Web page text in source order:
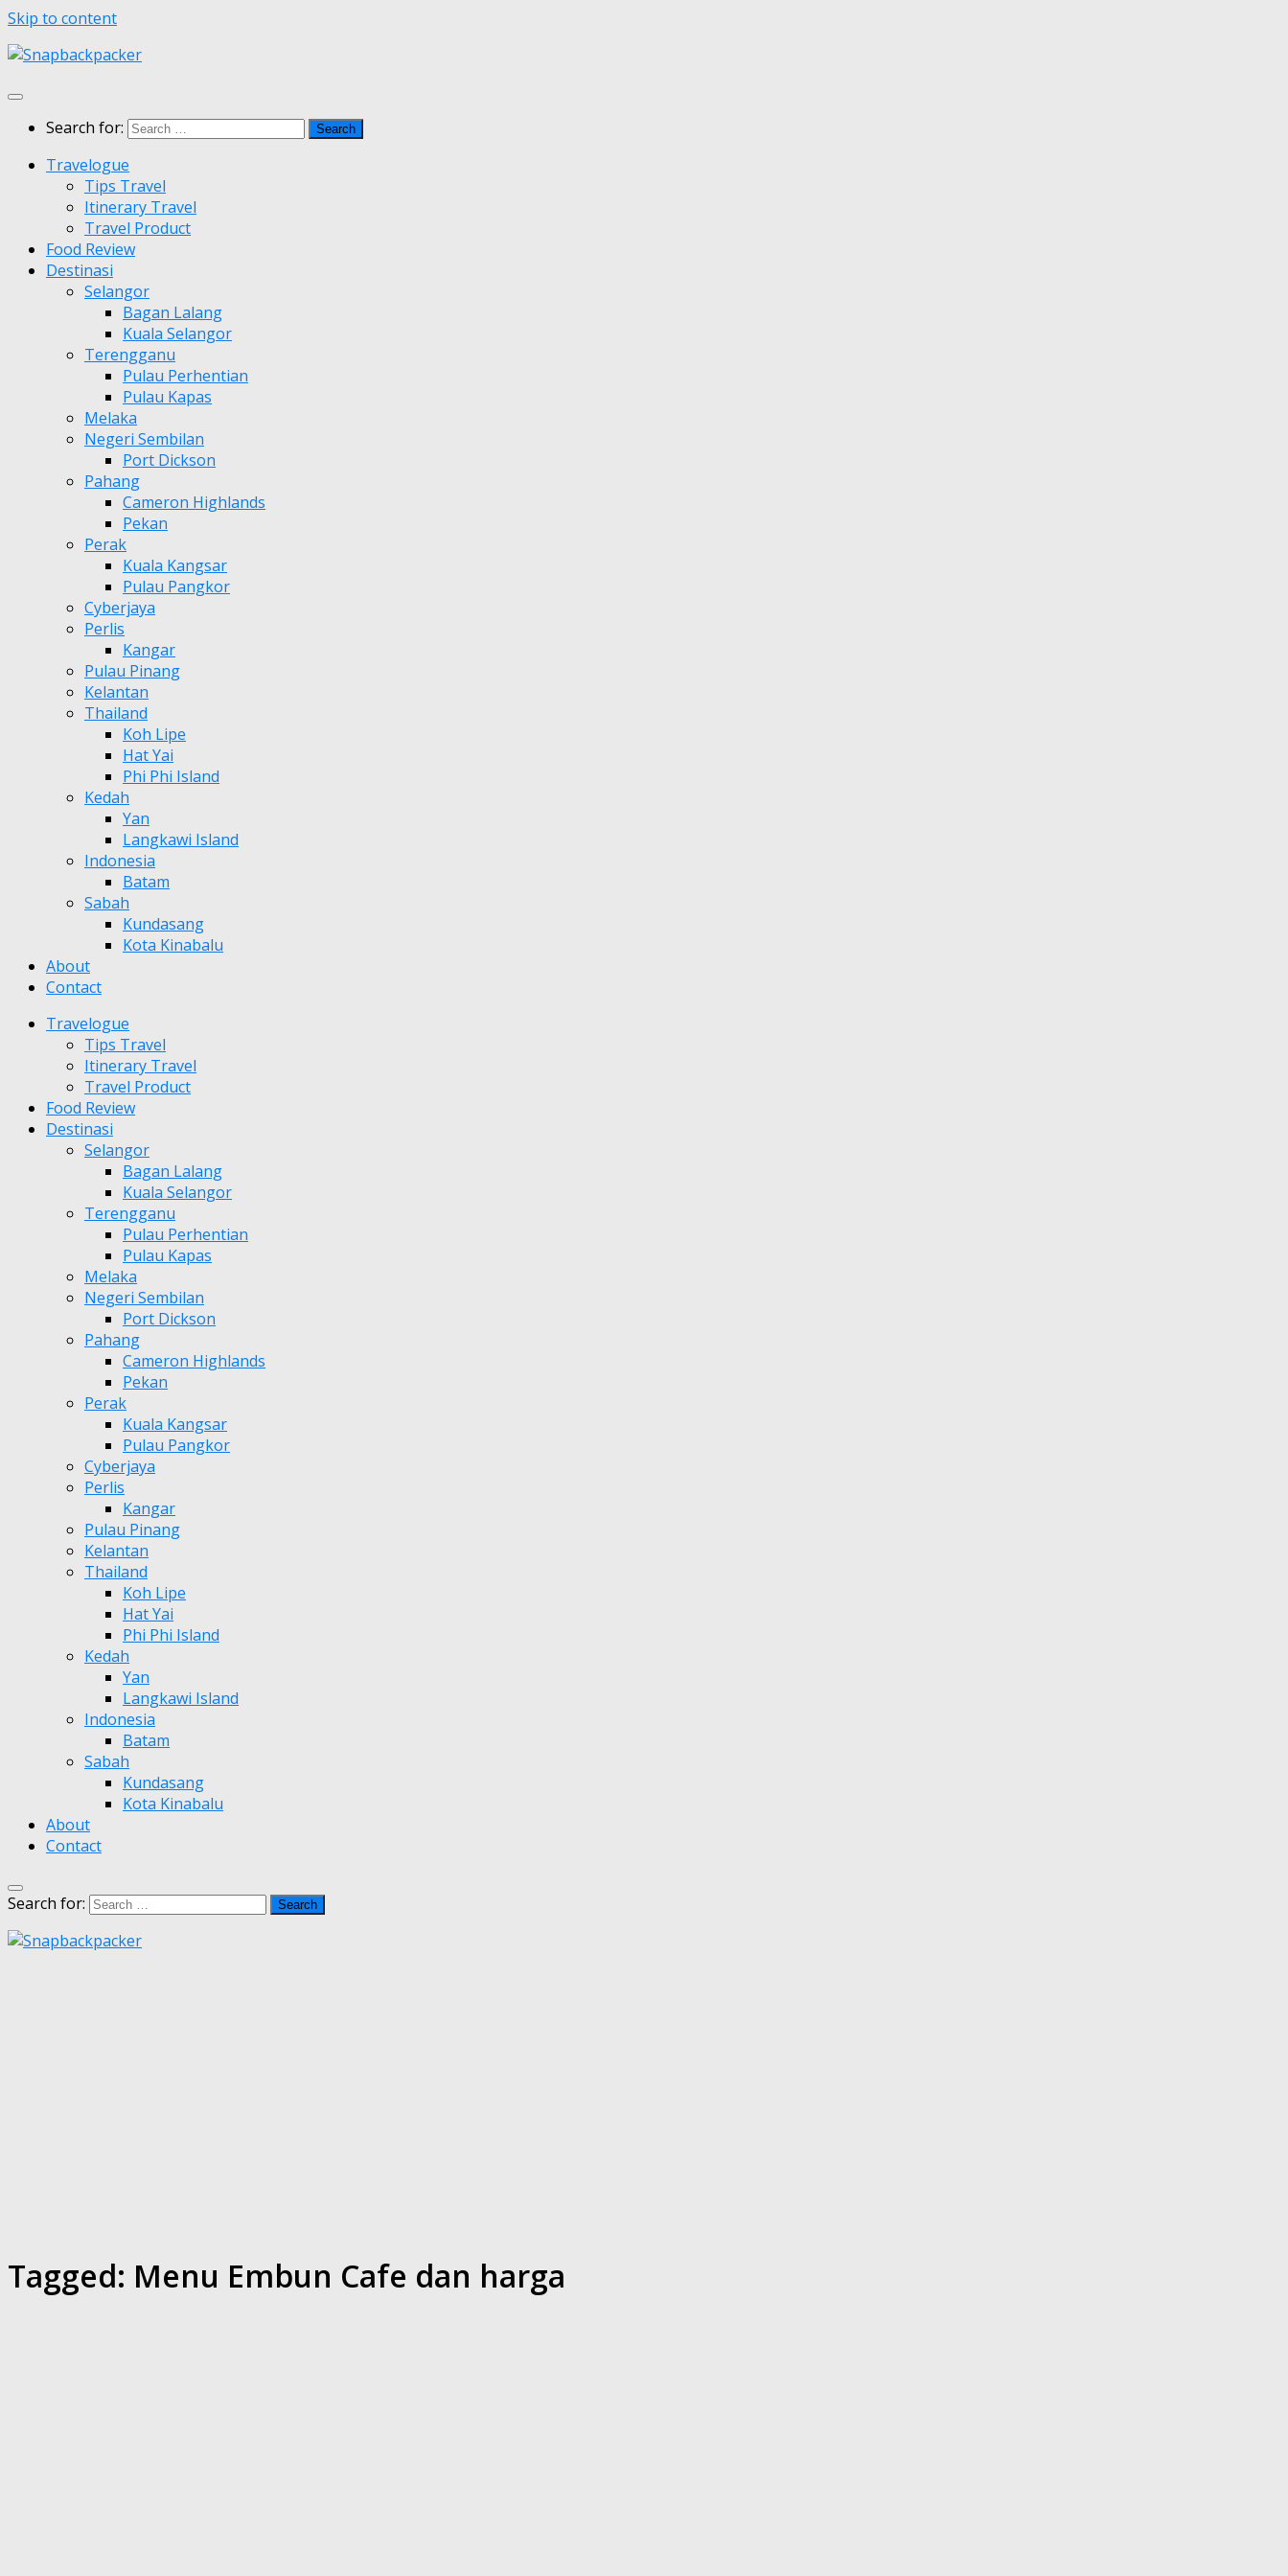
Skip to content
Search for:
Travelogue
Tips Travel
Itinerary Travel
Travel Product
Food Review
Destinasi
Selangor
Bagan Lalang
Kuala Selangor
Terengganu
Pulau Perhentian
Pulau Kapas
Melaka
Negeri Sembilan
Port Dickson
Pahang
Cameron Highlands
Pekan
Perak
Kuala Kangsar
Pulau Pangkor
Cyberjaya
Perlis
Kangar
Pulau Pinang
Kelantan
Thailand
Koh Lipe
Hat Yai
Phi Phi Island
Kedah
Yan
Langkawi Island
Indonesia
Batam
Sabah
Kundasang
Kota Kinabalu
About
Contact
Travelogue
Tips Travel
Itinerary Travel
Travel Product
Food Review
Destinasi
Selangor
Bagan Lalang
Kuala Selangor
Terengganu
Pulau Perhentian
Pulau Kapas
Melaka
Negeri Sembilan
Port Dickson
Pahang
Cameron Highlands
Pekan
Perak
Kuala Kangsar
Pulau Pangkor
Cyberjaya
Perlis
Kangar
Pulau Pinang
Kelantan
Thailand
Koh Lipe
Hat Yai
Phi Phi Island
Kedah
Yan
Langkawi Island
Indonesia
Batam
Sabah
Kundasang
Kota Kinabalu
About
Contact
Search for:
Tagged: Menu Embun Cafe dan harga